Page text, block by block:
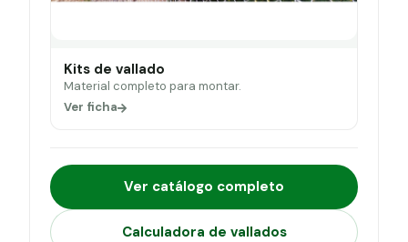
Kits de vallado
Material completo para montar.
Ver ficha
Ver catálogo completo
Calculadora de vallados